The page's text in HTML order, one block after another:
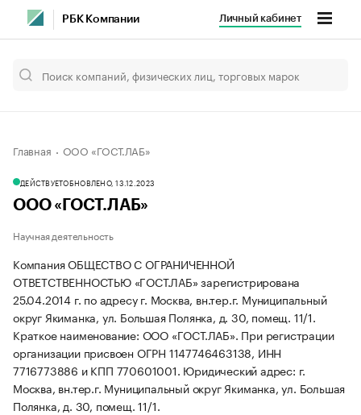
РБК Компании Личный кабинет
Главная ООО «ГОСТ.ЛАБ»
ДЕЙСТВУЕТОБНОВЛЕНО, 13.12.2023
ООО «ГОСТ.ЛАБ»
Научная деятельность
Компания ОБЩЕСТВО С ОГРАНИЧЕННОЙ
ОТВЕТСТВЕННОСТЬЮ «ГОСТ.ЛАБ» зарегистрирована
25.04.2014 г. по адресу г. Москва, вн.тер.г. Муниципальный
округ Якиманка, ул. Большая Полянка, д. 30, помещ. 11/1.
Краткое наименование: ООО «ГОСТ.ЛАБ». При регистрации
организации присвоен ОГРН 1147746463138, ИНН
7716773886 и КПП 770601001. Юридический адрес: г.
Москва, вн.тер.г. Муниципальный округ Якиманка, ул. Большая
Полянка, д. 30, помещ. 11/1.